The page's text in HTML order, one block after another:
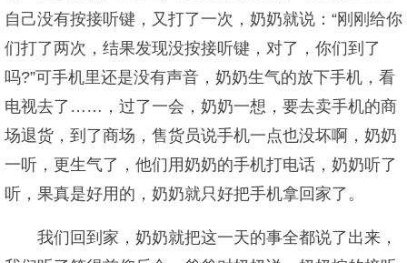
自己没有按接听键，又打了一次，奶奶就说：“刚刚给你
们打了两次，结果发现没按接听键，对了，你们到了
吗?”可手机里还是没有声音，奶奶生气的放下手机，看
电视去了……，过了一会，奶奶一想，要去卖手机的商
场退货，到了商场，售货员说手机一点也没坏啊，奶奶
一听，更生气了，他们用奶奶的手机打电话，奶奶听了
听，果真是好用的，奶奶就只好把手机拿回家了。
我们回到家，奶奶就把这一天的事全都说了出来，